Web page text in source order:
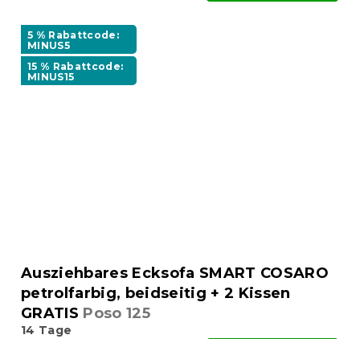
5 % Rabattcode:
MINUS5
15 % Rabattcode:
MINUS15
Ausziehbares Ecksofa SMART COSARO
petrolfarbig, beidseitig + 2 Kissen
GRATIS Poso 125
14 Tage